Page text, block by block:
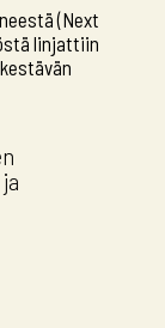
(Next
linjattiin